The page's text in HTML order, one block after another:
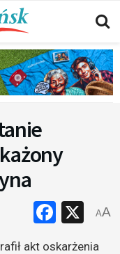
X
AA
akt oskarżenia